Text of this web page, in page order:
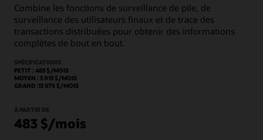
Combine les fonctions de surveillance de pile, de
surveillance des utilisateurs finaux et de trace des
transactions distribuées pour obtenir des informations
complètes de bout en bout.
SPÉCIFICATIONS
PETIT : 483 $/MOIS
MOYEN : 3 013 $/MOIS
GRAND :13 875 $/MOIS
À PARTIR DE
483 $/mois